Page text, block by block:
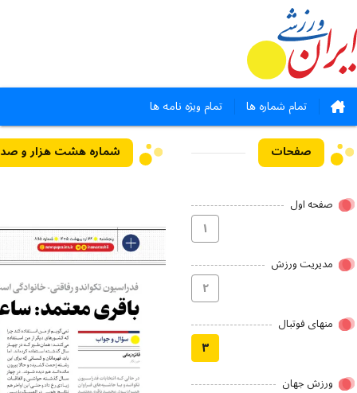
تمام شماره ها تمام ویژه نامه ها
صفحات
صفحه اول
۱
مدیریت ورزش
۲
منهای فوتبال
۳
ورزش جهان